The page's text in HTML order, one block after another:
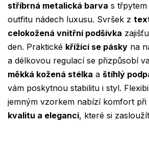
stříbrná metalická barva s třpytem
outfitu nádech luxusu. Svršek z
celokožená vnitřní podšívka
den. Praktické křížící se pásky na
a délkovou regulací se přizpůsobí
měkká kožená stélka a štíhlý
vám poskytnou stabilitu i styl.
jemným vzorkem nabízí komfort při
kvalitu a eleganci, které si